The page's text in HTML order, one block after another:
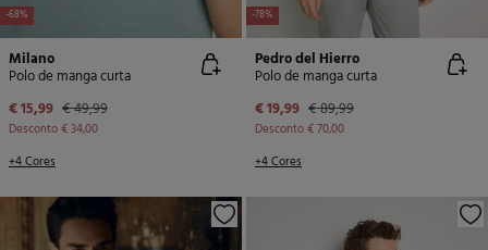
-68%
Milano
Polo de manga curta
€ 15,99 € 49,99
Desconto€ 34,00
+4 Cores
-78%
Pedro del Hierro
Polo de manga curta
€ 19,99 € 89,99
Desconto€ 70,00
+4 Cores